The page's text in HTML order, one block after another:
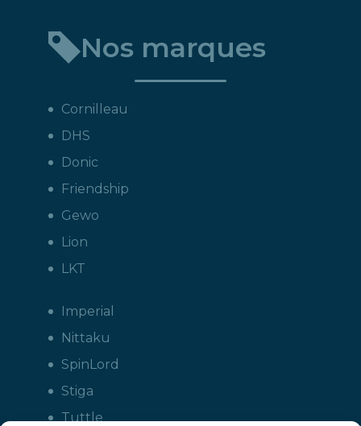
Nos marques
Cornilleau
DHS
Donic
Friendship
Gewo
Lion
LKT
Imperial
Nittaku
SpinLord
Stiga
Tuttle